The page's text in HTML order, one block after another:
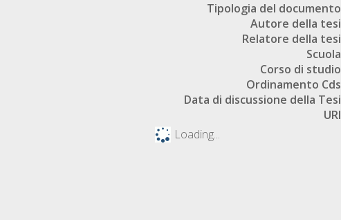
Tipologia del documento
Autore della tesi
Relatore della tesi
Scuola
Corso di studio
Ordinamento Cds
Data di discussione della Tesi
URI
Loading...